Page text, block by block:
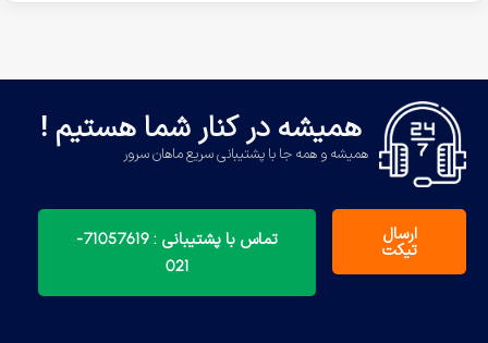
همیشه در کنار شما هستیم !
همیشه و همه جا با پشتیبانی سریع ماهان سرور
ارسال
تیکت
تماس با پشتیبانی : 71057619-
021